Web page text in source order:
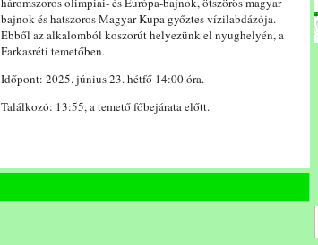
(25/06/23
13:55
-
14:30)
bejegyzéshez
bajnok és hatszoros Magyar Kupa győztes vízilabdázója.
Ebből az alkalomból koszorút helyezünk el nyughelyén, a
Farkasréti temetőben.
Időpont: 2025. június 23. hétfő 14:00 óra.
Találkozó: 13:55, a temető főbejárata előtt.